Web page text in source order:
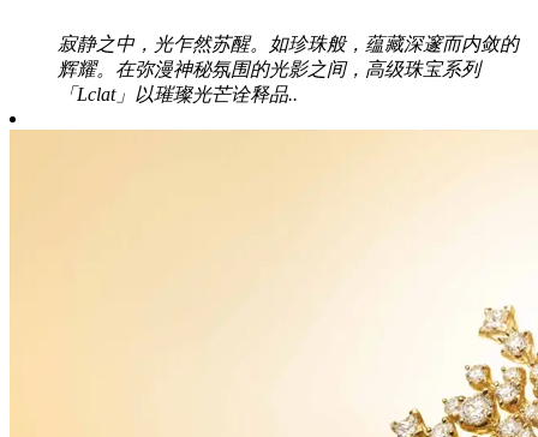
寂静之中，光乍然苏醒。如珍珠般，蕴藏深邃而内敛的
辉耀。在弥漫神秘氛围的光影之间，高级珠宝系列
「Lclat」以璀璨光芒诠释品..